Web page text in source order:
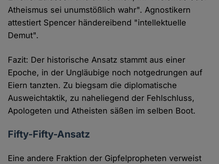
Atheismus sei unumstößlich wahr". Agnostikern
attestiert Spencer händereibend "intellektuelle
Demut".
Fazit: Der historische Ansatz stammt aus einer
Epoche, in der Ungläubige noch notgedrungen auf
Eiern tanzten. Zu biegsam die diplomatische
Ausweichtaktik, zu naheliegend der Fehlschluss,
Apologeten und Atheisten säßen im selben Boot.
Fifty-Fifty-Ansatz
Eine andere Fraktion der Gipfelpropheten verweist